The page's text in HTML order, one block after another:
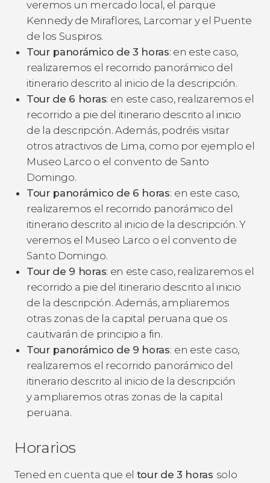
veremos un mercado local, el parque
Kennedy de Miraflores, Larcomar y el Puente
de los Suspiros.
Tour panorámico de 3 horas: en este caso,
realizaremos el recorrido panorámico del
itinerario descrito al inicio de la descripción.
Tour de 6 horas: en este caso, realizaremos el
recorrido a pie del itinerario descrito al inicio
de la descripción. Además, podréis visitar
otros atractivos de Lima, como por ejemplo el
Museo Larco o el convento de Santo
Domingo.
Tour panorámico de 6 horas: en este caso,
realizaremos el recorrido panorámico del
itinerario descrito al inicio de la descripción. Y
veremos el Museo Larco o el convento de
Santo Domingo.
Tour de 9 horas: en este caso, realizaremos el
recorrido a pie del itinerario descrito al inicio
de la descripción. Además, ampliaremos
otras zonas de la capital peruana que os
cautivarán de principio a fin.
Tour panorámico de 9 horas: en este caso,
realizaremos el recorrido panorámico del
itinerario descrito al inicio de la descripción
y ampliaremos otras zonas de la capital
peruana.
Horarios
Tened en cuenta que el tour de 3 horas solo